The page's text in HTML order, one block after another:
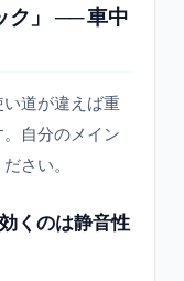
ク」 ── 車中
道が違えば重
自分のメイン
さい。
くのは静音性